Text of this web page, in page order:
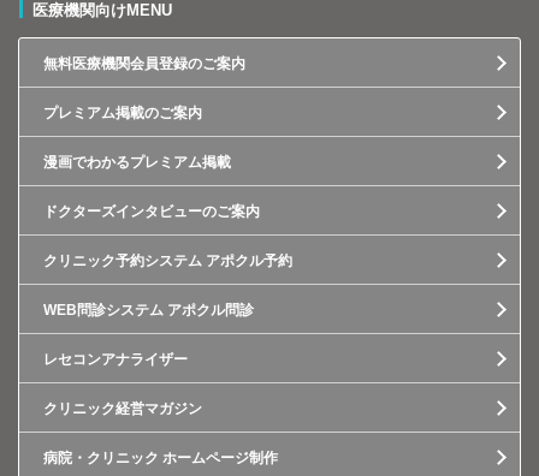
医療機関向けMENU
無料医療機関会員登録のご案内
プレミアム掲載のご案内
漫画でわかるプレミアム掲載
ドクターズインタビューのご案内
クリニック予約システム アポクル予約
WEB問診システム アポクル問診
レセコンアナライザー
クリニック経営マガジン
病院・クリニック ホームページ制作